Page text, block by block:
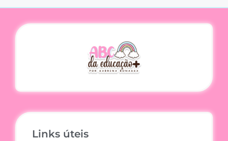
Links úteis